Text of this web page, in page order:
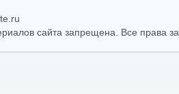
сайта запрещена. Все права